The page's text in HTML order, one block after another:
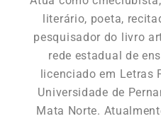
literário, poeta,
pesquisador do livro
rede estadual de
licenciado em Letras
Universidade de
Mata Norte.